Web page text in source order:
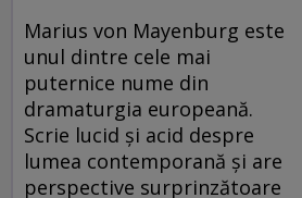
Marius von Mayenburg este
unul dintre cele mai
puternice nume din
dramaturgia europeană.
Scrie lucid şi acid despre
lumea contemporană şi are
perspective surprinzătoare